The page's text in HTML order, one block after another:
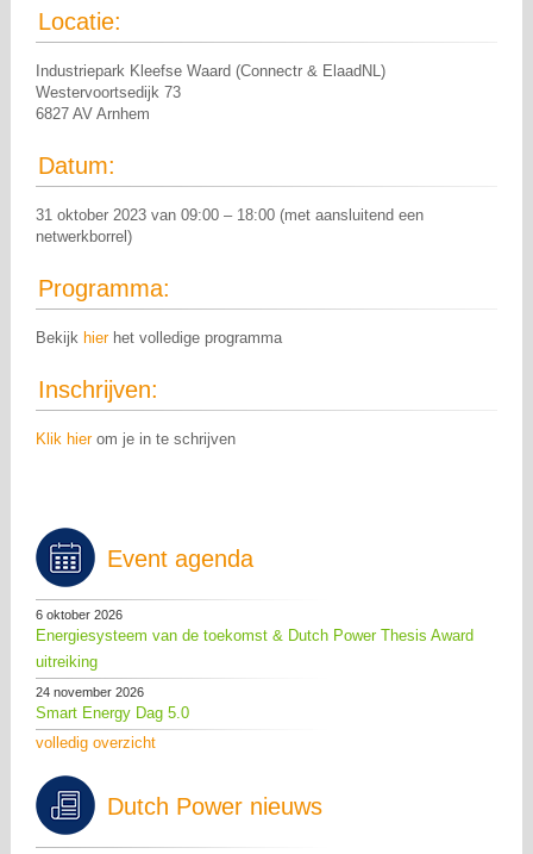
Locatie:
Industriepark Kleefse Waard (Connectr & ElaadNL)
Westervoortsedijk 73
6827 AV Arnhem
Datum:
31 oktober 2023 van 09:00 – 18:00 (met aansluitend een
netwerkborrel)
Programma:
Bekijkhierhet volledige programma
Inschrijven:
Klik hierom je in te schrijven
Event agenda
6 oktober 2026
Energiesysteem van de toekomst & Dutch Power Thesis Award
uitreiking
24 november 2026
Smart Energy Dag 5.0
volledig overzicht
Dutch Power nieuws